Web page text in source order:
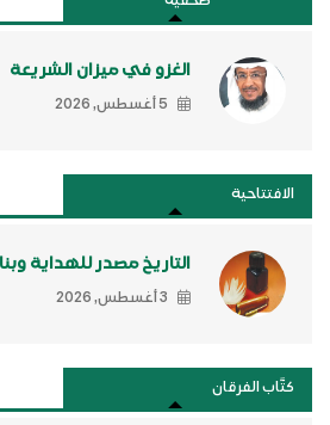
الغزو في ميزان الشريعة
5 أغسطس, 2026
الافتتاحية
التاريخ مصدر للهداية
3 أغسطس, 2026
كتَّاب الفرقان